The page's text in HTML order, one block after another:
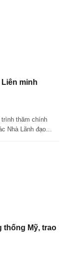
minh
thăm chính
Nhà Lãnh đạo…
thống Mỹ, trao